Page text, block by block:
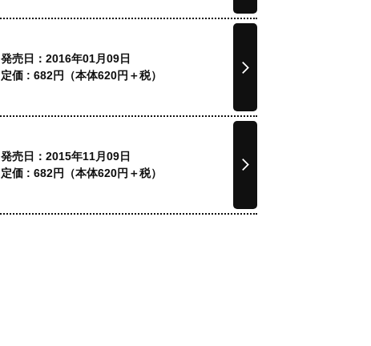
発売日：2016年01月09日
定価 : 682円（本体620円＋税）
発売日：2015年11月09日
定価 : 682円（本体620円＋税）